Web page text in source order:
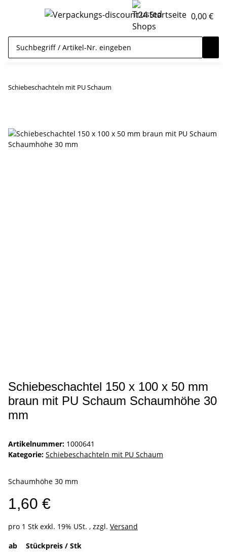
0,00 €
Schiebeschachteln mit PU Schaum
Schiebeschachtel 150 x 100 x 50 mm
braun mit PU Schaum Schaumhöhe 30
mm
Artikelnummer: 1000641
Kategorie: Schiebeschachteln mit PU Schaum
Schaumhöhe 30 mm
1,60 €
pro 1 Stk exkl. 19% USt. , zzgl. Versand
ab
Stückpreis / Stk